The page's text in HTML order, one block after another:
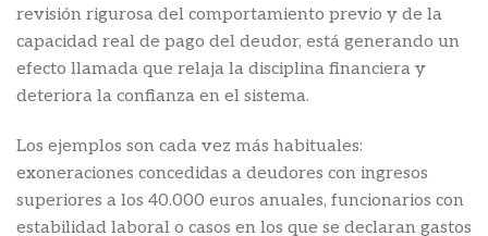
revisión rigurosa del comportamiento previo y de la
capacidad real de pago del deudor, está generando un
efecto llamada que relaja la disciplina financiera y
deteriora la confianza en el sistema.
Los ejemplos son cada vez más habituales:
exoneraciones concedidas a deudores con ingresos
superiores a los 40.000 euros anuales, funcionarios con
estabilidad laboral o casos en los que se declaran gastos